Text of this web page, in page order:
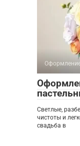
Светлые,
чистоты и
свадьба в